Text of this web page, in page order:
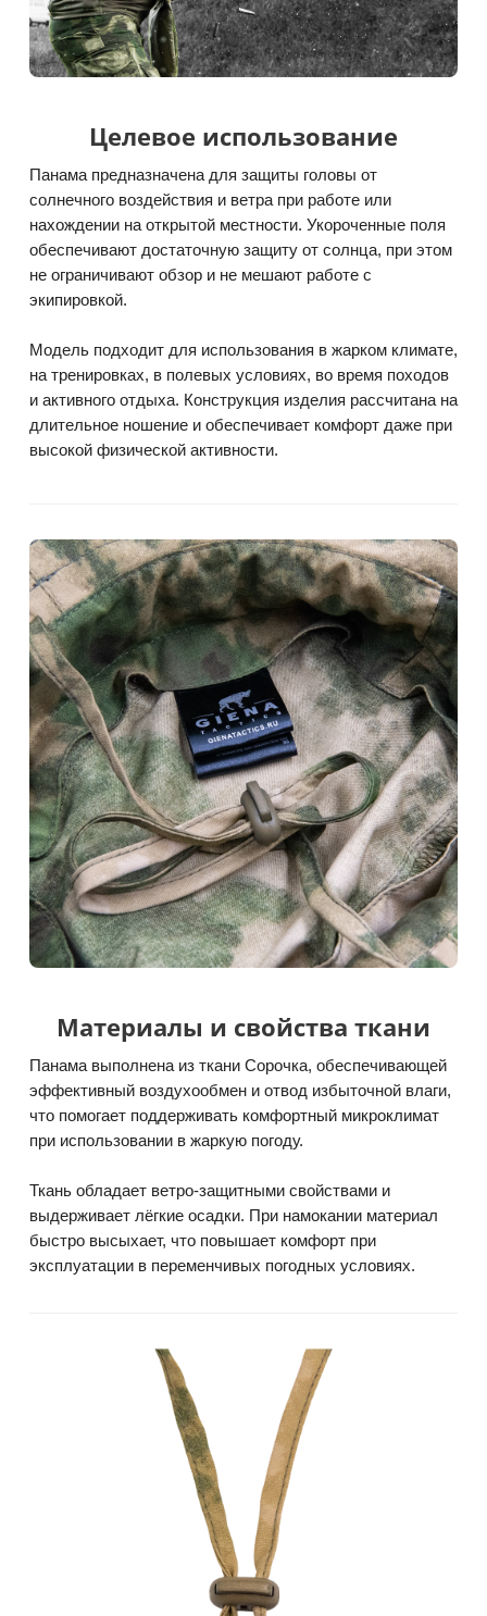
Целевое использование
Панама предназначена для защиты головы от
солнечного воздействия и ветра при работе или
нахождении на открытой местности. Укороченные поля
обеспечивают достаточную защиту от солнца, при этом
не ограничивают обзор и не мешают работе с
экипировкой.
Модель подходит для использования в жарком климате,
на тренировках, в полевых условиях, во время походов
и активного отдыха. Конструкция изделия рассчитана на
длительное ношение и обеспечивает комфорт даже при
высокой физической активности.
Материалы и свойства ткани
Панама выполнена из ткани Сорочка, обеспечивающей
эффективный воздухообмен и отвод избыточной влаги,
что помогает поддерживать комфортный микроклимат
при использовании в жаркую погоду.
Ткань обладает ветро-защитными свойствами и
выдерживает лёгкие осадки. При намокании материал
быстро высыхает, что повышает комфорт при
эксплуатации в переменчивых погодных условиях.